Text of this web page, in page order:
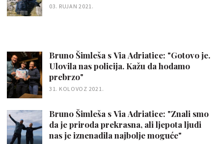
03. RUJAN 2021.
Bruno Šimleša s Via Adriatice: "Gotovo je.
Ulovila nas policija. Kažu da hodamo
prebrzo"
31. KOLOVOZ 2021.
Bruno Šimleša s Via Adriatice: "Znali smo
da je priroda prekrasna, ali ljepota ljudi
nas je iznenadila najbolje moguće"